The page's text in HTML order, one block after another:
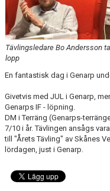
Tävlingsledare Bo Andersson
lopp
En fantastisk dag i Genarp
Givetvis med JUL i Genarp,
Genarps IF - löpning.
DM i Terräng (Genarps-
7/10 i år. Tävlingen ansågs
till "Årets Tävling" av Skånes
lördagen, just i Genarp.